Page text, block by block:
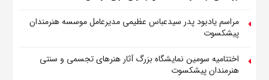
مراسم یادبود پدر سیدعباس عظیمی مدیرعامل موسسه هنرمندان
پیشکسوت
اختتامیه سومین نمایشگاه بزرگ آثار هنرهای تجسمی و سنتی
هنرمندان پیشکسوت